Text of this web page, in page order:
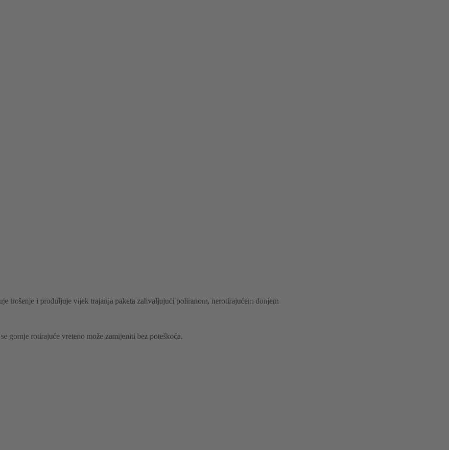
trošenje i produljuje vijek trajanja paketa zahvaljujući poliranom, nerotirajućem donjem
gornje rotirajuće vreteno može zamijeniti bez poteškoća.